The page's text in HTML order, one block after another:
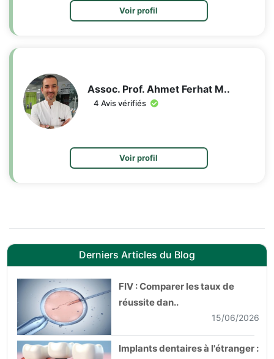
Voir profil
Assoc. Prof. Ahmet Ferhat M..
4 Avis vérifiés
Voir profil
Derniers Articles du Blog
FIV : Comparer les taux de
réussite dan..
15/06/2026
Implants dentaires à l'étranger :